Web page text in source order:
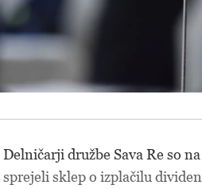
Delničarji družbe Sava Re so
sprejeli sklep o izplačilu